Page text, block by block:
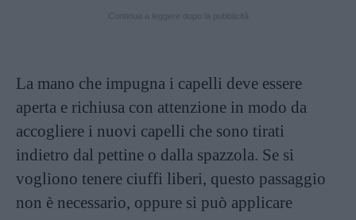
La mano che impugna i capelli deve essere
aperta e richiusa con attenzione in modo da
accogliere i nuovi capelli che sono tirati
indietro dal pettine o dalla spazzola. Se si
vogliono tenere ciuffi liberi, questo passaggio
non è necessario, oppure si può applicare